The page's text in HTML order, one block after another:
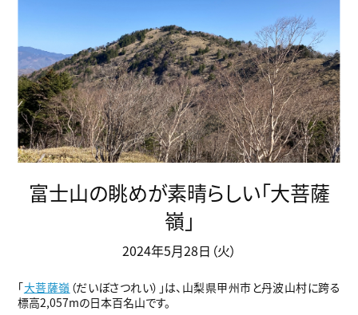
富士山の眺めが素晴らしい「大菩薩
嶺」
2024年5月28日（火）
「大菩薩嶺 （だいぼさつれい）」は、山梨県甲州市と丹波山村に跨る
標高2,057mの日本百名山です。